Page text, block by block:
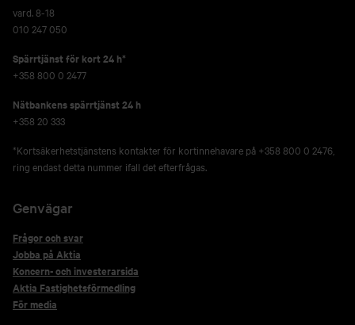
vard. 8-18
010 247 050
Spärrtjänst för kort 24 h*
+358 800 0 2477
Nätbankens spärrtjänst 24 h
+358 20 333
*Kortsäkerhetstjänstens kontakter för kortinnehavare på +358 800 0 2476,
ring endast detta nummer ifall det efterfrågas.
Genvägar
Frågor och svar
Jobba på Aktia
Koncern- och investerarsida
Aktia Fastighetsförmedling
För media